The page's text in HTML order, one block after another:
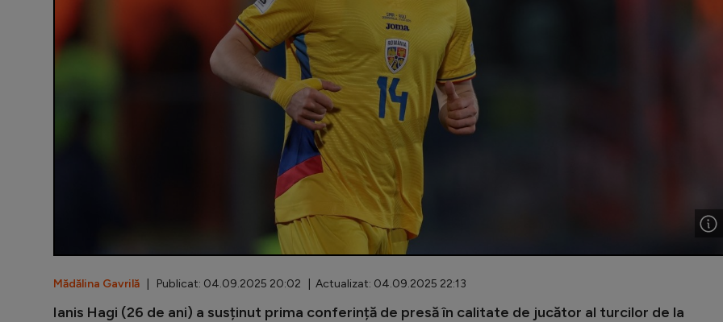
Mădălina Gavrilă | Publicat: 04.09.2025 20:02 | Actualizat: 04.09.2025 22:13
Ianis Hagi (26 de ani) a susținut prima conferință de presă în calitate de jucător al turcilor de la